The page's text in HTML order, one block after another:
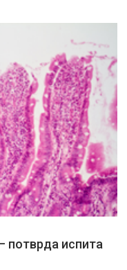
потврда испита